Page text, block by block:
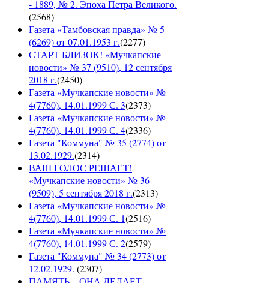
- 1889, № 2. Эпоха Петра Великого.
(2568)
Газета «Тамбовская правда» № 5
(6269) от 07.01.1953 г.(2277)
СТАРТ БЛИЗОК! «Мучкапские
новости» № 37 (9510), 12 сентября
2018 г.(2450)
Газета «Мучкапские новости» №
4(7760), 14.01.1999 С. 3(2373)
Газета «Мучкапские новости» №
4(7760), 14.01.1999 С. 4(2336)
Газета "Коммуна" № 35 (2774) от
13.02.1929.(2314)
ВАШ ГОЛОС РЕШАЕТ!
«Мучкапские новости» № 36
(9509), 5 сентября 2018 г.(2313)
Газета «Мучкапские новости» №
4(7760), 14.01.1999 С. 1(2516)
Газета «Мучкапские новости» №
4(7760), 14.01.1999 С. 2(2579)
Газета "Коммуна" № 34 (2773) от
12.02.1929. (2307)